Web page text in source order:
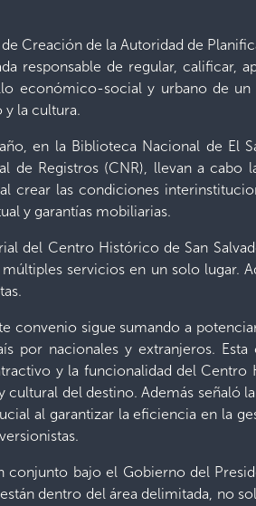
Creación de la Autoridad de
responsable de regular, calificar,
económico-social y urbano de
la cultura.
en la Biblioteca Nacional de El
de Registros (CNR), llevan a cabo
las condiciones
y garantías mobiliarias.
del Centro Histórico de San
servicios en un solo lugar.
convenio sigue sumando a
por nacionales y extranjeros.
y la funcionalidad del Centro
del destino. Además señaló
al garantizar la eficiencia en la
bajo el Gobierno del
dentro del área delimitada, no